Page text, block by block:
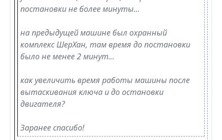
постановки не более минуты...
на предыдущей машине был охранный
комплекс ШерХан, там время до постановки
было не менее 2 минут...
как увеличить время работы машины после
вытаскивания ключа и до остановки
двигателя?
Заранее спасибо!